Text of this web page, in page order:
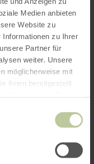
Medien anbieten
Website zu
Informationen zu Ihrer
Partner für
weiter. Unsere
möglicherweise mit
ihnen bereitgestellt